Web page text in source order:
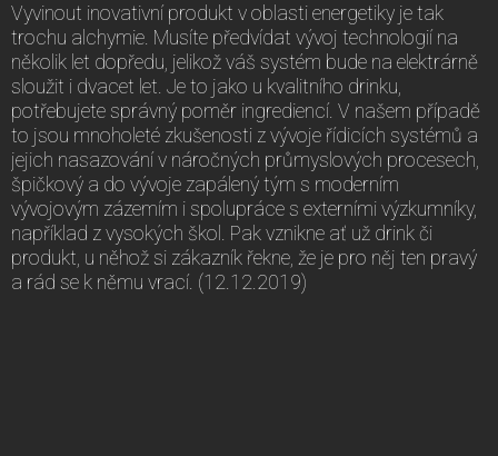
Vyvinout inovativní produkt v oblasti energetiky je tak
trochu alchymie. Musíte předvídat vývoj technologií na
několik let dopředu, jelikož váš systém bude na elektrárně
sloužit i dvacet let. Je to jako u kvalitního drinku,
potřebujete správný poměr ingrediencí. V našem případě
to jsou mnoholeté zkušenosti z vývoje řídicích systémů a
jejich nasazování v náročných průmyslových procesech,
špičkový a do vývoje zapálený tým s moderním
vývojovým zázemím i spolupráce s externími výzkumníky,
například z vysokých škol. Pak vznikne ať už drink či
produkt, u něhož si zákazník řekne, že je pro něj ten pravý
a rád se k němu vrací. (12.12.2019)